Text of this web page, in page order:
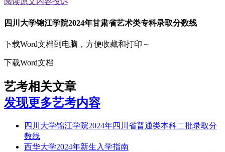
四川大学锦江学院2024年甘肃省艺术类专科录取分数线
下载Word文档到电脑，方便收藏和打印～
下载Word文档
艺考相关文章
发现更多艺考内容
四川大学锦江学院2024年四川省普通类本科二批录取分
数线
西华大学2024年新生入学指南